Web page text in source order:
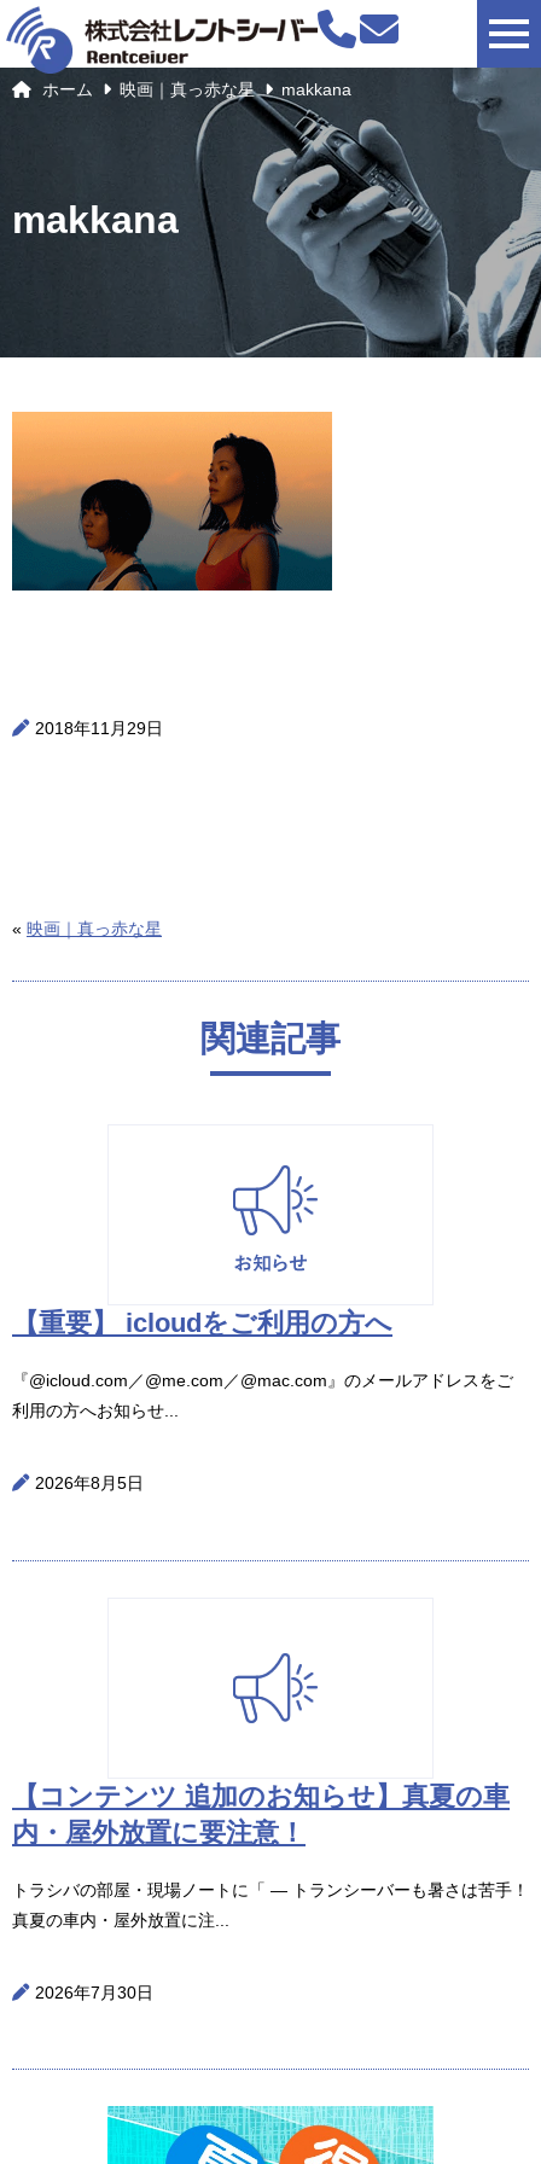
ホーム 映画｜真っ赤な星 makkana
makkana
2018年11月29日
« 映画｜真っ赤な星
関連記事
【重要】 icloudをご利用の方へ
『@icloud.com／@me.com／@mac.com』のメールアドレスをご
利用の方へお知らせ...
2026年8月5日
【コンテンツ 追加のお知らせ】真夏の車
内・屋外放置に要注意！
トラシバの部屋・現場ノートに「 ― トランシーバーも暑さは苦手！
真夏の車内・屋外放置に注...
2026年7月30日